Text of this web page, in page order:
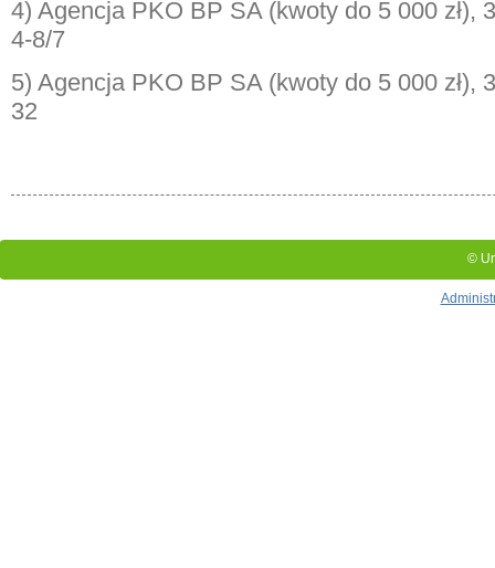
4) Agencja PKO BP SA (kwoty do 5 000 zł),
4-8/7
5) Agencja PKO BP SA (kwoty do 5 000 zł),
32
©